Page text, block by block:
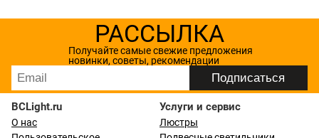
РАССЫЛКА
Получайте самые свежие предложения
новинки, советы, рекомендации
BCLight.ru
О нас
Услуги и сервис
Люстры